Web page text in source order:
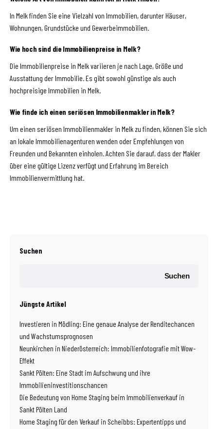
In Melk finden Sie eine Vielzahl von Immobilien, darunter Häuser,
Wohnungen, Grundstücke und Gewerbeimmobilien.
Wie hoch sind die Immobilienpreise in Melk?
Die Immobilienpreise in Melk variieren je nach Lage, Größe und
Ausstattung der Immobilie. Es gibt sowohl günstige als auch
hochpreisige Immobilien in Melk.
Wie finde ich einen seriösen Immobilienmakler in Melk?
Um einen seriösen Immobilienmakler in Melk zu finden, können Sie sich
an lokale Immobilienagenturen wenden oder Empfehlungen von
Freunden und Bekannten einholen. Achten Sie darauf, dass der Makler
über eine gültige Lizenz verfügt und Erfahrung im Bereich
Immobilienvermittlung hat.
Suchen
Suchen
Jüngste Artikel
Investieren in Mödling: Eine genaue Analyse der Renditechancen
und Wachstumsprognosen
Neunkirchen in Niederösterreich: Immobilienfotografie mit Wow-
Effekt
Sankt Pölten: Eine Stadt im Aufschwung und ihre
Immobilieninvestitionschancen
Die Bedeutung von Home Staging beim Immobilienverkauf in
Sankt Pölten Land
Home Staging für den Verkauf in Scheibbs: Expertentipps und